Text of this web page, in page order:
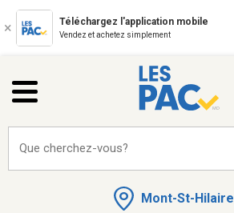
Téléchargez l'application mobile
Vendez et achetez simplement
Mont-St-Hilaire
Que cherchez-vous?